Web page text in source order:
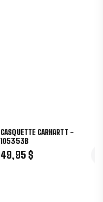
CASQUETTE CARHARTT -
105353B
49,95 $